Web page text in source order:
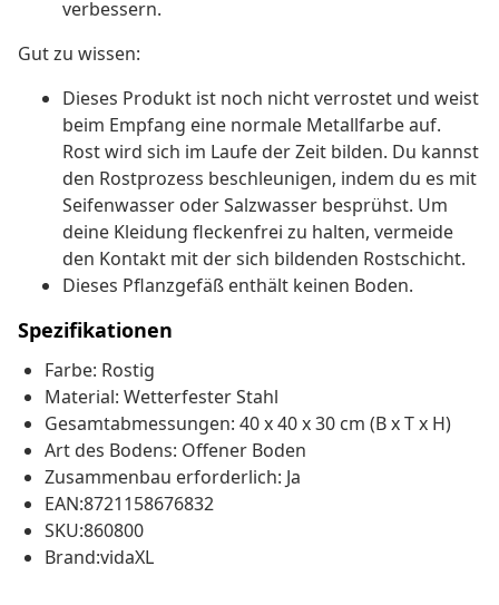
verbessern.
Gut zu wissen:
Dieses Produkt ist noch nicht verrostet und weist
beim Empfang eine normale Metallfarbe auf.
Rost wird sich im Laufe der Zeit bilden. Du kannst
den Rostprozess beschleunigen, indem du es mit
Seifenwasser oder Salzwasser besprühst. Um
deine Kleidung fleckenfrei zu halten, vermeide
den Kontakt mit der sich bildenden Rostschicht.
Dieses Pflanzgefäß enthält keinen Boden.
Spezifikationen
Farbe: Rostig
Material: Wetterfester Stahl
Gesamtabmessungen: 40 x 40 x 30 cm (B x T x H)
Art des Bodens: Offener Boden
Zusammenbau erforderlich: Ja
EAN:8721158676832
SKU:860800
Brand:vidaXL